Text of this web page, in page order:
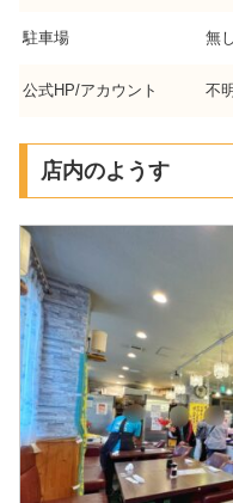
駐車場 無し
公式HP/アカウント 不
店内のようす